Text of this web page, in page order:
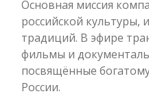
Основная миссия
российской культуры,
традиций. В эфире
фильмы и
посвящённые
России.